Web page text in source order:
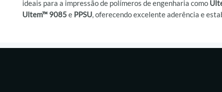
ideais para a impressão de polímeros de engenharia como
Ultem™ 9085e PPSU, oferecendo excelente aderência e
Compatível com impressoras Stratasys® da linhaFortus®e